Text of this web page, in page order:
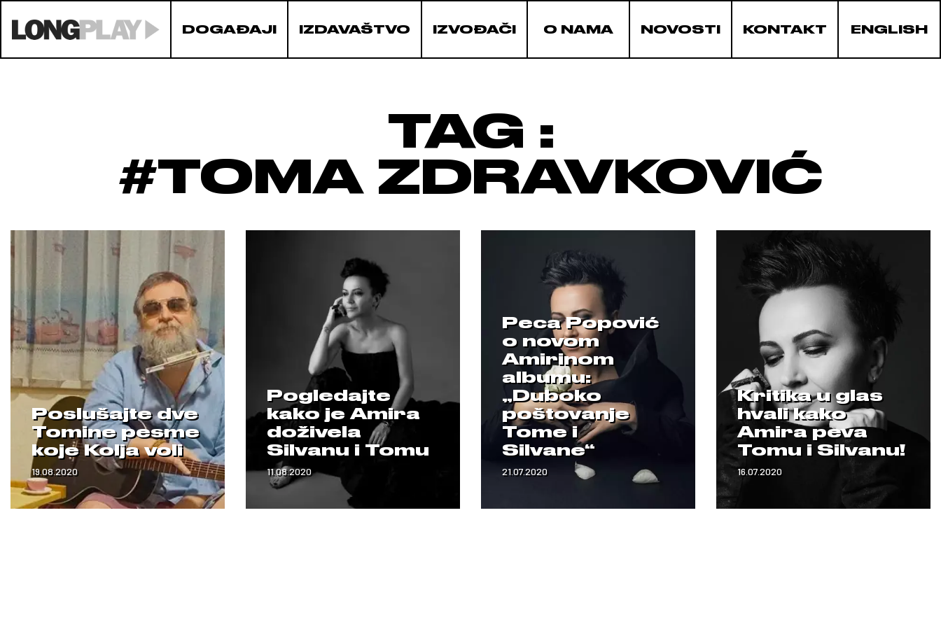
DOGAĐAJI IZDAVAŠTVO IZVOĐAČI O NAMA NOVOSTI KONTAKT ENGLISH
TAG :
#TOMA ZDRAVKOVIĆ
Poslušajte dve
Tomine pesme
koje Kolja voli
19.08.2020
Pogledajte
kako je Amira
doživela
Silvanu i Tomu
11.08.2020
Peca Popović
o novom
Amirinom
albumu:
„Duboko
poštovanje
Tome i
Silvane“
21.07.2020
Kritika u glas
hvali kako
Amira peva
Tomu i Silvanu!
16.07.2020